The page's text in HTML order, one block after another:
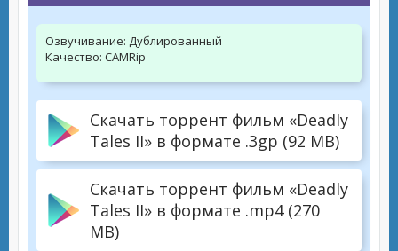
Озвучивание: Дублированный
Качество: CAMRip
Скачать торрент фильм «Deadly
Tales II» в формате .3gp (92 MB)
Скачать торрент фильм «Deadly
Tales II» в формате .mp4 (270
MB)